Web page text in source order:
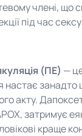
члені, що
під час
(ПЕ) —
настає занадто
акту.
затримує
краще